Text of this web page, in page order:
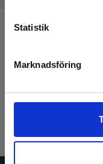
Statistik
Marknadsföring
Håll dig
inkorg
GDPR
som helst via en link i